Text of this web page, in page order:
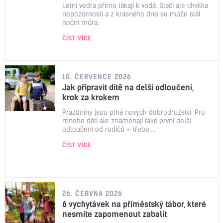
Letní vedra přímo lákají k vodě. Stačí ale chvilka
nepozornosti a z krásného dne se může stát
noční můra.
ČÍST VÍCE
10. ČERVENCE 2026
Jak připravit dítě na delší odloučení,
krok za krokem
Prázdniny jsou plné nových dobrodružství. Pro
mnoho dětí ale znamenají také první delší
odloučení od rodičů – třeba ...
ČÍST VÍCE
26. ČERVNA 2026
6 vychytávek na příměstský tábor, které
nesmíte zapomenout zabalit